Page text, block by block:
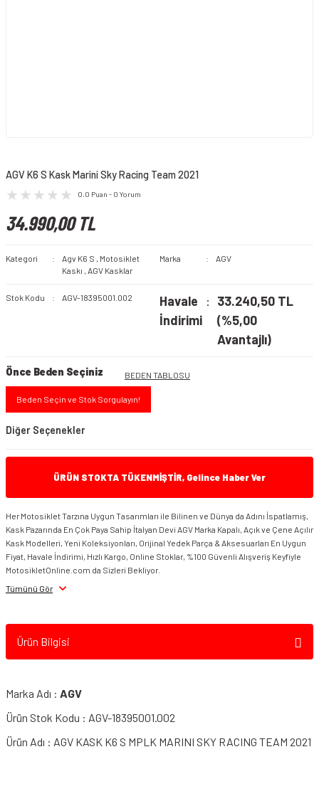
AGV K6 S Kask Marini Sky Racing Team 2021
0.0 Puan - 0 Yorum
34.990,00 TL
Kategori Agv K6 S , Motosiklet
Kaskı , AGV Kasklar
Marka AGV
Stok Kodu AGV-18395001.002
Havale
İndirimi
33.240,50 TL
(%5,00
Avantajlı)
Önce Beden Seçiniz BEDEN TABLOSU
Beden Seçin ve Stok Sorgulayın!
Diğer Seçenekler
AGV K6 S Kask Mono Nardo Gri
AGV K6 S Kask Slashcut Gri Kırmızı
ÜRÜN STOKTA TÜKENMİŞTİR, Gelince Haber Ver
Her Motosiklet Tarzına Uygun Tasarımları ile Bilinen ve Dünya da Adını İspatlamış,
Kask Pazarında En Çok Paya Sahip İtalyan Devi AGV Marka Kapalı, Açık ve Çene Açılır
Kask Modelleri, Yeni Koleksiyonları, Orijinal Yedek Parça & Aksesuarları En Uygun
Fiyat, Havale İndirimi, Hızlı Kargo, Online Stoklar, %100 Güvenli Alışveriş Keyfiyle
MotosikletOnline.com da Sizleri Bekliyor.
Tümünü Gör
Ürün Bilgisi
Marka Adı : AGV
Ürün Stok Kodu : AGV-18395001.002
Ürün Adı : AGV KASK K6 S MPLK MARINI SKY RACING TEAM 2021